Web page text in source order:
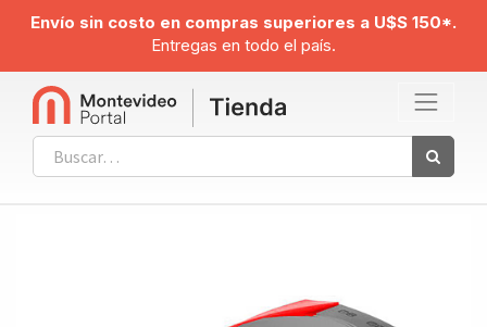
Envío sin costo en compras superiores a U$S 150*.
Entregas en todo el país.